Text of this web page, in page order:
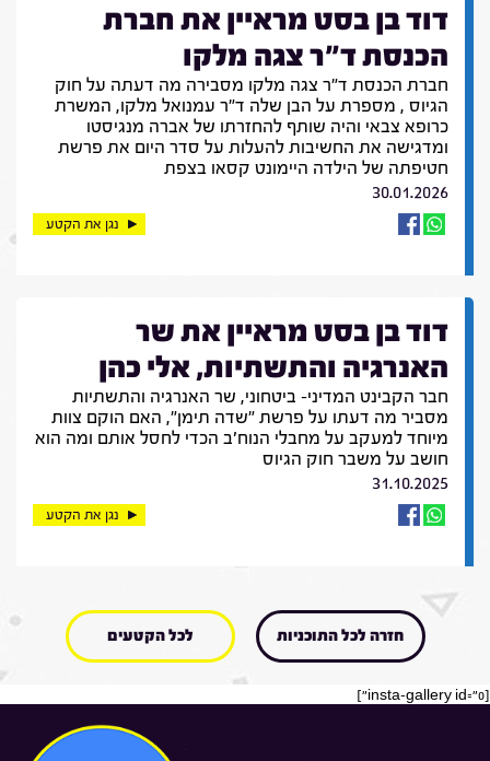
דוד בן בסט מראיין את חברת
הכנסת ד"ר צגה מלקו
חברת הכנסת ד"ר צגה מלקו מסבירה מה דעתה על חוק
הגיוס , מספרת על הבן שלה ד"ר עמנואל מלקו, המשרת
כרופא צבאי והיה שותף להחזרתו של אברה מנגיסטו
ומדגישה את החשיבות להעלות על סדר היום את פרשת
חטיפתה של הילדה היימונט קסאו בצפת
30.01.2026
נגן את הקטע
דוד בן בסט מראיין את שר
האנרגיה והתשתיות, אלי כהן
חבר הקבינט המדיני- ביטחוני, שר האנרגיה והתשתיות
מסביר מה דעתו על פרשת "שדה תימן", האם הוקם צוות
מיוחד למעקב על מחבלי הנוח'ב הכדי לחסל אותם ומה הוא
חושב על משבר חוק הגיוס
31.10.2025
נגן את הקטע
חזרה לכל התוכניות לכל הקטעים
[insta-gallery id="0"]